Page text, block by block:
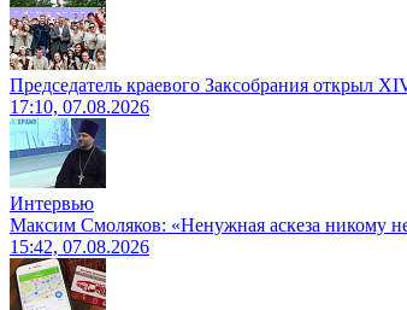
Председатель краевого Заксобрания открыл
17:10, 07.08.2026
Интервью
Максим Смоляков: «Ненужная аскеза никому
15:42, 07.08.2026